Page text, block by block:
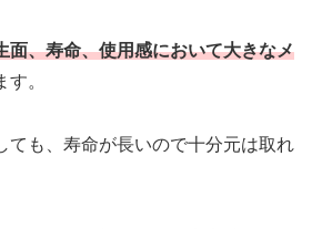
面、寿命、使用感において大きなメ
。
ても、寿命が長いので十分元は取れ